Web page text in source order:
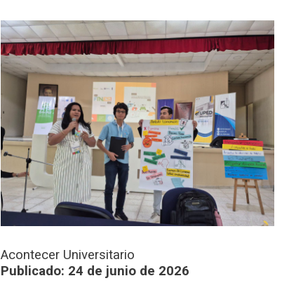
Acontecer Universitario
Publicado: 24 de junio de 2026